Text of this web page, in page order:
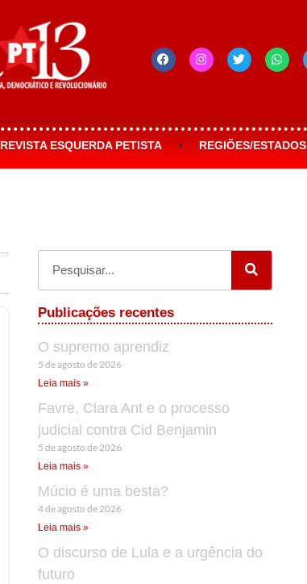
REVISTA ESQUERDA PETISTA REGIÕES/ESTADOS
Publicações recentes
O supremo aprendiz
5 de agosto de 2026
Leia mais »
Favre, Clara Ant e o processo
judicial contra Cid Benjamin
5 de agosto de 2026
Leia mais »
Múcio é uma besta?
4 de agosto de 2026
Leia mais »
O discurso de Lula e a urgência do
futuro